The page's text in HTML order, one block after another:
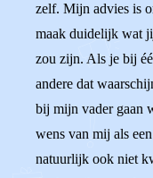
zelf. Mijn advies is
maak duidelijk wat
zou zijn. Als je bij
andere dat
bij mijn vader gaan
wens van mij als
natuurlijk ook niet